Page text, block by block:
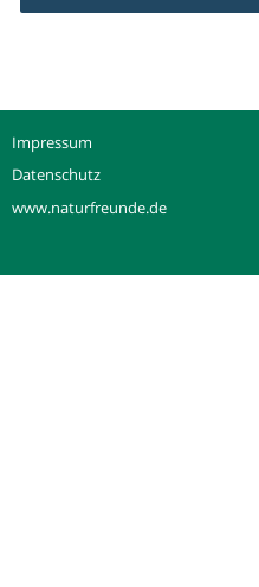
Impressum
Datenschutz
www.naturfreunde.de